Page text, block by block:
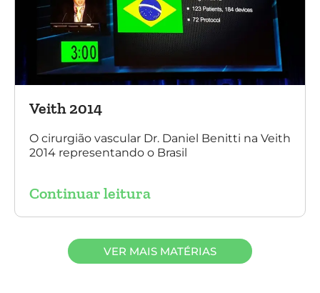
Veith 2014
O cirurgião vascular Dr. Daniel Benitti na Veith
2014 representando o Brasil
Continuar leitura
VER MAIS MATÉRIAS